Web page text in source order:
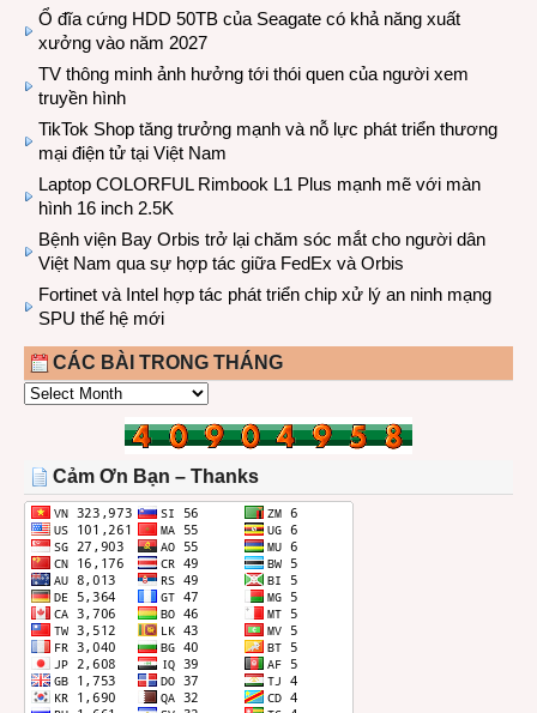
Ổ đĩa cứng HDD 50TB của Seagate có khả năng xuất
xưởng vào năm 2027
TV thông minh ảnh hưởng tới thói quen của người xem
truyền hình
TikTok Shop tăng trưởng mạnh và nỗ lực phát triển thương
mại điện tử tại Việt Nam
Laptop COLORFUL Rimbook L1 Plus mạnh mẽ với màn
hình 16 inch 2.5K
Bệnh viện Bay Orbis trở lại chăm sóc mắt cho người dân
Việt Nam qua sự hợp tác giữa FedEx và Orbis
Fortinet và Intel hợp tác phát triển chip xử lý an ninh mạng
SPU thế hệ mới
CÁC BÀI TRONG THÁNG
CÁC
THÁNG
Cảm Ơn Bạn – Thanks